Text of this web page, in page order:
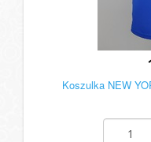
Koszulka NEW